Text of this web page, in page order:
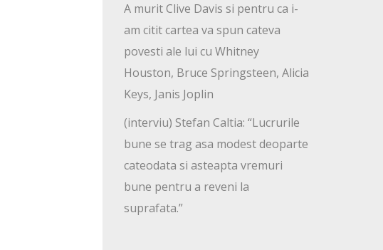
A murit Clive Davis si pentru ca i-
am citit cartea va spun cateva
povesti ale lui cu Whitney
Houston, Bruce Springsteen, Alicia
Keys, Janis Joplin
(interviu) Stefan Caltia: “Lucrurile
bune se trag asa modest deoparte
cateodata si asteapta vremuri
bune pentru a reveni la
suprafata.”